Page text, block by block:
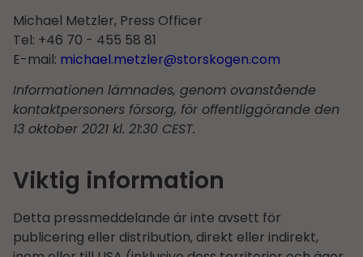
Michael Metzler, Press Officer
Tel: +46 70 - 455 58 81
E-mail: michael.metzler@storskogen.com
Informationen lämnades, genom ovanstående
kontaktpersoners försorg, för offentliggörande den
13 oktober 2021 kl. 21:30 CEST.
Viktig information
Detta pressmeddelande är inte avsett för
publicering eller distribution, direkt eller indirekt,